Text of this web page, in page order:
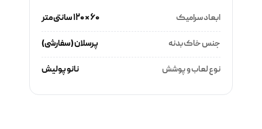
ابعاد سرامیک ۶۰ × ۱۲۰ سانتی‌متر
جنس خاک بدنه پرسلان (سفارشی)
نوع لعاب و پوشش نانو پولیش